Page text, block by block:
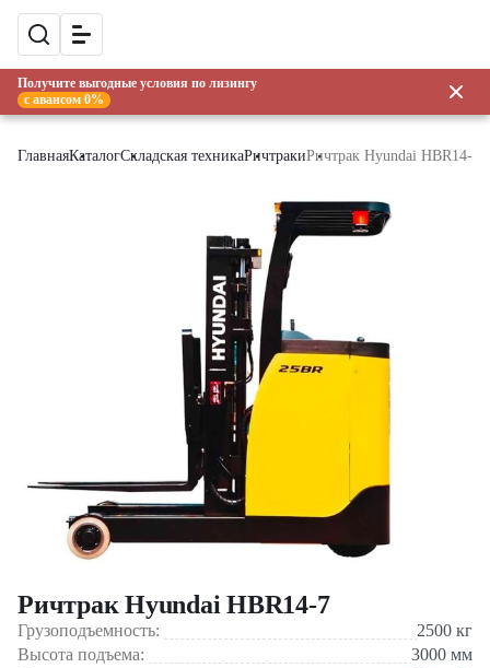
Получите выгодные условия по лизингу
с авансом 0%
ГлавнаяКаталогСкладская техникаРичтракиРичтрак Hyundai HBR14-7
Ричтрак Hyundai HBR14-7
Грузоподъемность: 2500 кг
Высота подъема:
3000 мм